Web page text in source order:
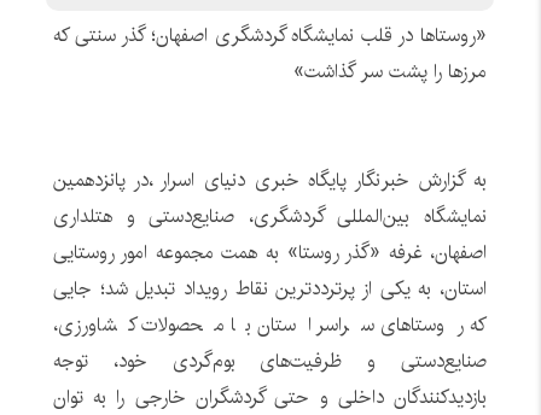
«روستاها در قلب نمایشگاه گردشگری اصفهان؛ گذر سنتی که
مرزها را پشت سر گذاشت»
به گزارش خبرنگار پایگاه خبری دنیای اسرار ،در پانزدهمین
نمایشگاه بین‌المللی گردشگری، صنایع‌دستی و هتلداری
اصفهان، غرفه «گذر روستا» به همت مجموعه امور روستایی
استان، به یکی از پرترددترین نقاط رویداد تبدیل شد؛ جایی
که روستاهای سراسر استان با محصولات کشاورزی،
صنایع‌دستی و ظرفیت‌های بوم‌گردی خود، توجه
بازدیدکنندگان داخلی و حتی گردشگران خارجی را به توان